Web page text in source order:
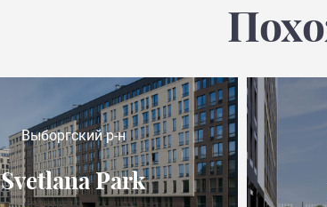
Выборгский р-н
Svetlana Park